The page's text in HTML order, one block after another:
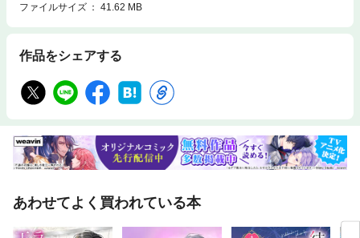
ファイルサイズ
41.62 MB
作品をシェアする
あわせてよく買われている本